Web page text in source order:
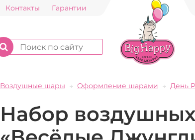
Контакты Гарантии
Воздушные шары Оформление шарами День
Набор